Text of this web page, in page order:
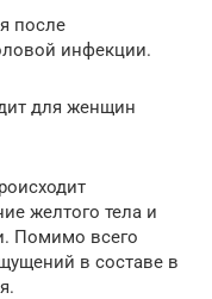
после
инфекции.
для женщин
желтого тела и
Помимо всего
в составе в